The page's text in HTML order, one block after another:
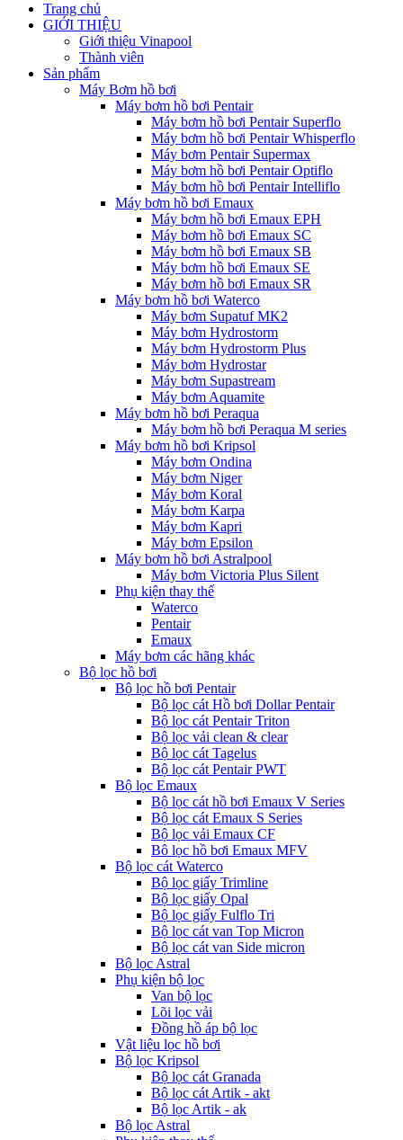
Trang chủ
GIỚI THIỆU
Giới thiệu Vinapool
Thành viên
Sản phẩm
Máy Bơm hồ bơi
Máy bơm hồ bơi Pentair
Máy bơm hồ bơi Pentair Superflo
Máy bơm hồ bơi Pentair Whisperflo
Máy bơm Pentair Supermax
Máy bơm hồ bơi Pentair Optiflo
Máy bơm hồ bơi Pentair Intelliflo
Máy bơm hồ bơi Emaux
Máy bơm hồ bơi Emaux EPH
Máy bơm hồ bơi Emaux SC
Máy bơm hồ bơi Emaux SB
Máy bơm hồ bơi Emaux SE
Máy bơm hồ bơi Emaux SR
Máy bơm hồ bơi Waterco
Máy bơm Supatuf MK2
Máy bơm Hydrostorm
Máy bơm Hydrostorm Plus
Máy bơm Hydrostar
Máy bơm Supastream
Máy bơm Aquamite
Máy bơm hồ bơi Peraqua
Máy bơm hồ bơi Peraqua M series
Máy bơm hồ bơi Kripsol
Máy bơm Ondina
Máy bơm Niger
Máy bơm Koral
Máy bơm Karpa
Máy bơm Kapri
Máy bơm Epsilon
Máy bơm hồ bơi Astralpool
Máy bơm Victoria Plus Silent
Phụ kiện thay thế
Waterco
Pentair
Emaux
Máy bơm các hãng khác
Bộ lọc hồ bơi
Bộ lọc hồ bơi Pentair
Bộ lọc cát Hồ bơi Dollar Pentair
Bộ lọc cát Pentair Triton
Bộ lọc vải clean & clear
Bộ lọc cát Tagelus
Bộ lọc cát Pentair PWT
Bộ lọc Emaux
Bộ lọc cát hồ bơi Emaux V Series
Bộ lọc cát Emaux S Series
Bộ lọc vải Emaux CF
Bô lọc hồ bơi Emaux MFV
Bộ lọc cát Waterco
Bộ lọc giấy Trimline
Bộ lọc giấy Opal
Bộ lọc giấy Fulflo Tri
Bộ lọc cát van Top Micron
Bộ lọc cát van Side micron
Bộ lọc Astral
Phụ kiện bộ lọc
Van bộ lọc
Lõi lọc vải
Đồng hồ áp bộ lọc
Vật liệu lọc hồ bơi
Bộ lọc Kripsol
Bộ lọc cát Granada
Bộ lọc cát Artik - akt
Bộ lọc Artik - ak
Bộ lọc Astral